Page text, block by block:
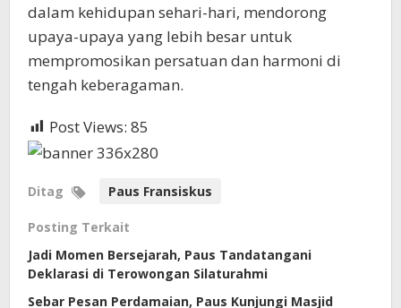
dalam kehidupan sehari-hari, mendorong
upaya-upaya yang lebih besar untuk
mempromosikan persatuan dan harmoni di
tengah keberagaman.
Post Views: 85
Ditag Paus Fransiskus
Posting Terkait
Jadi Momen Bersejarah, Paus Tandatangani
Deklarasi di Terowongan Silaturahmi
Sebar Pesan Perdamaian, Paus Kunjungi Masjid